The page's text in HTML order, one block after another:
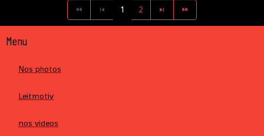
1 2
Menu
Nos photos
Leitmotiv
nos videos